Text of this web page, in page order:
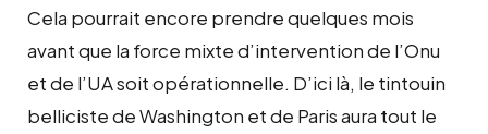
Cela pourrait encore prendre quelques mois
avant que la force mixte d’intervention de l’Onu
et de l’UA soit opérationnelle. D’ici là, le tintouin
belliciste de Washington et de Paris aura tout le